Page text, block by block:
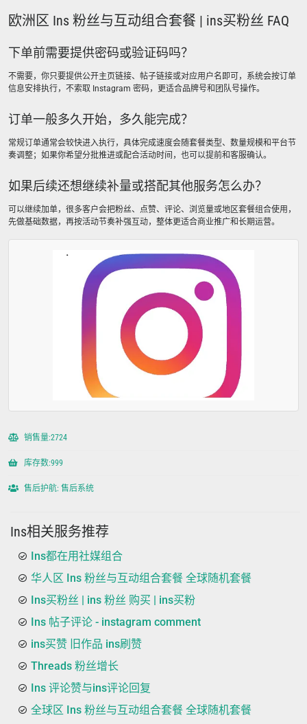
欧洲区 Ins 粉丝与互动组合套餐 | ins买粉丝 FAQ
下单前需要提供密码或验证码吗？
不需要，你只要提供公开主页链接、帖子链接或对应用户名即可，系统会按订单
信息安排执行，不索取 Instagram 密码，更适合品牌号和团队号操作。
订单一般多久开始，多久能完成？
常规订单通常会较快进入执行，具体完成速度会随套餐类型、数量规模和平台节
奏调整；如果你希望分批推进或配合活动时间，也可以提前和客服确认。
如果后续还想继续补量或搭配其他服务怎么办？
可以继续加单，很多客户会把粉丝、点赞、评论、浏览量或地区套餐组合使用，
先做基础数据，再按活动节奏补强互动，整体更适合商业推广和长期运营。
销售量:2724
库存数:999
售后护航: 售后系统
Ins相关服务推荐
Ins都在用社媒组合
华人区 Ins 粉丝与互动组合套餐 全球随机套餐
Ins买粉丝 | ins 粉丝 购买 | ins买粉
Ins 帖子评论 - instagram comment
ins买赞 旧作品 ins刷赞
Threads 粉丝增长
Ins 评论赞与ins评论回复
全球区 Ins 粉丝与互动组合套餐 全球随机套餐